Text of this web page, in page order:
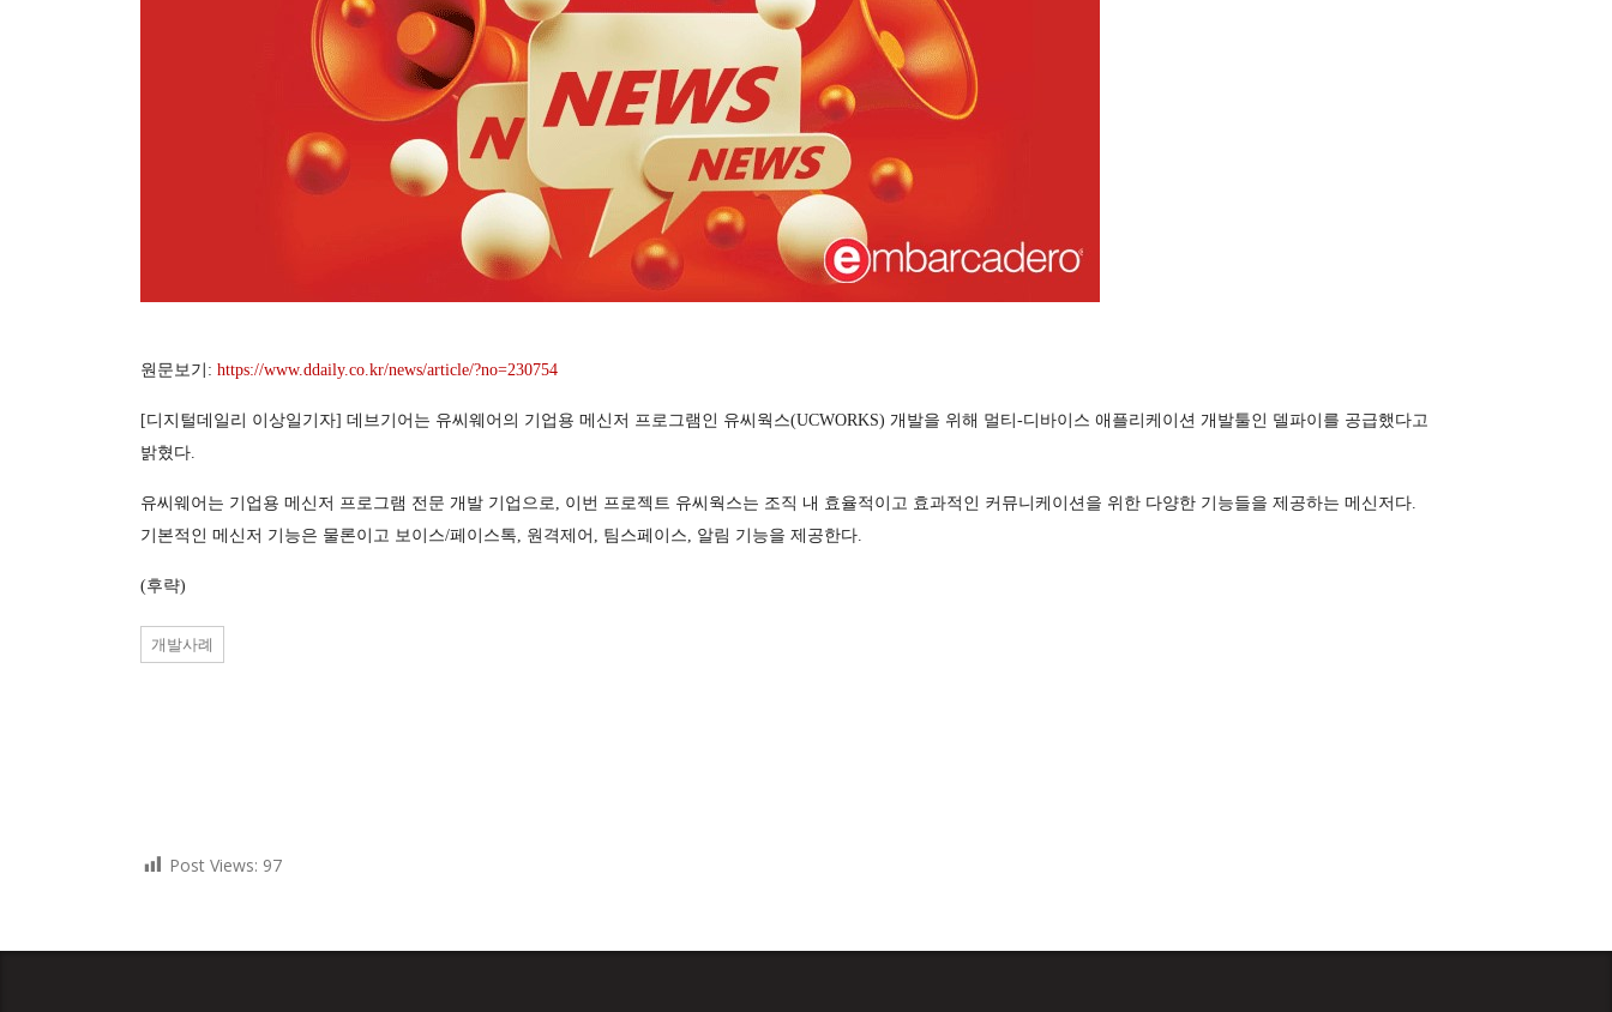
원문보기: https://www.ddaily.co.kr/news/article/?no=230754
[디지털데일리 이상일기자] 데브기어는 유씨웨어의 기업용 메신저 프로그램인 유씨웍스(UCWORKS) 개발을 위해 멀티-디바이스 애플리케이션 개발툴인 델파이를 공급했다고
밝혔다.
유씨웨어는 기업용 메신저 프로그램 전문 개발 기업으로, 이번 프로젝트 유씨웍스는 조직 내 효율적이고 효과적인 커뮤니케이션을 위한 다양한 기능들을 제공하는 메신저다.
기본적인 메신저 기능은 물론이고 보이스/페이스톡, 원격제어, 팀스페이스, 알림 기능을 제공한다.
(후략)
개발사례
Post Views: 97